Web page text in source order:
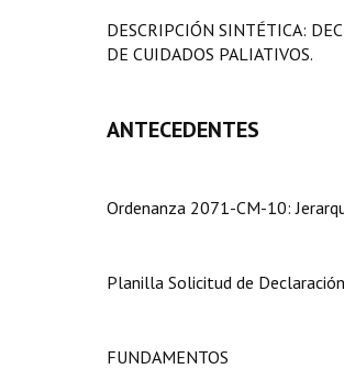
DESCRIPCIÓN SINTÉTICA:
DE CUIDADOS PALIATIVOS.
ANTECEDENTES
Ordenanza 2071-CM-10:
Planilla Solicitud de
FUNDAMENTOS